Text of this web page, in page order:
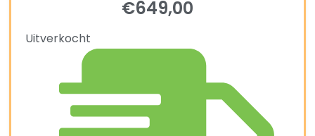
€649,00
Uitverkocht